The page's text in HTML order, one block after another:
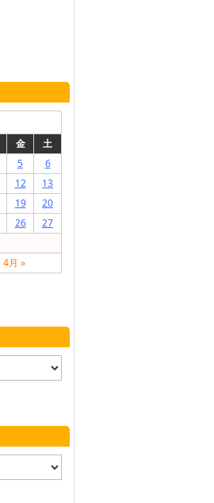
金
土
5
6
12
13
19
20
26
27
4月 »